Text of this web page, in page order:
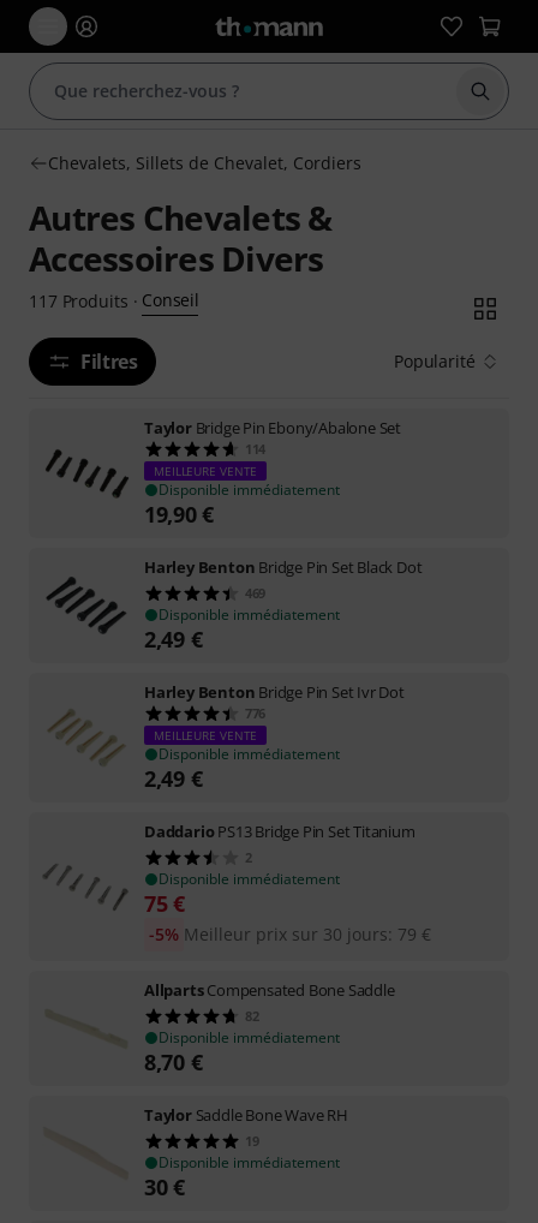
Chevalets, Sillets de Chevalet, Cordiers
Autres Chevalets &
Accessoires Divers
117 Produits · Conseil
Filtres Popularité
Taylor Bridge Pin Ebony/Abalone Set
114
MEILLEURE VENTE
Disponible immédiatement
19,90€
Harley Benton Bridge Pin Set Black Dot
469
Disponible immédiatement
2,49 €
Harley Benton Bridge Pin Set Ivr Dot
776
MEILLEURE VENTE
Disponible immédiatement
2,49 €
DaddarioPS13 Bridge Pin Set Titanium
2
Disponible immédiatement
75€
Meilleur prix sur 30 jours: 79 €
-5%
AllpartsCompensated Bone Saddle
82
Disponible immédiatement
8,70 €
Taylor Saddle Bone Wave RH
19
Disponible immédiatement
30€